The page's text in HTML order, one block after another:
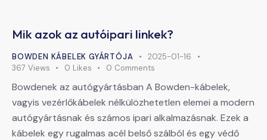
Mik azok az autóipari linkek?
BOWDEN KÁBELEK GYÁRTÓJA
2025-01-16
367 Views 0 Likes 0 Comments
Bowdenek az autógyártásban A Bowden-kábelek,
vagyis vezérlőkábelek nélkülözhetetlen elemei a modern
autógyártásnak és számos ipari alkalmazásnak. Ezek a
kábelek egy rugalmas acél belső szálból és egy védő